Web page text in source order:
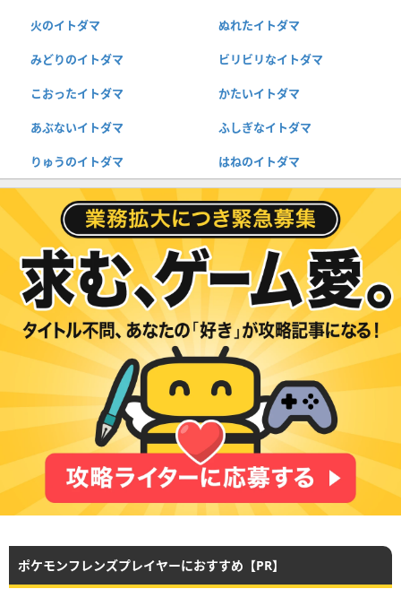
火のイトダマ ぬれたイトダマ
みどりのイトダマ ビリビリなイトダマ
こおったイトダマ かたいイトダマ
あぶないイトダマ ふしぎなイトダマ
りゅうのイトダマ はねのイトダマ
ポケモンフレンズプレイヤーにおすすめ【PR】